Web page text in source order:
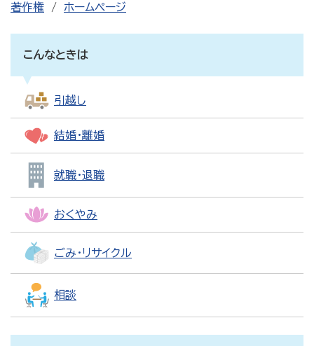
著作権
ホームページ
こんなときは
引越し
結婚・離婚
就職・退職
おくやみ
ごみ・リサイクル
相談